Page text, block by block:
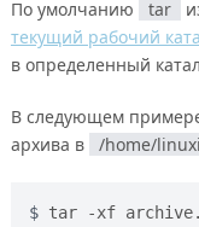
По умолчанию tar
текущий рабочий
в определенный
В следующем
архива в
/home/
tar -xf